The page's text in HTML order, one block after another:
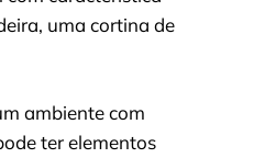
uma cortina de
ambiente com
ter elementos